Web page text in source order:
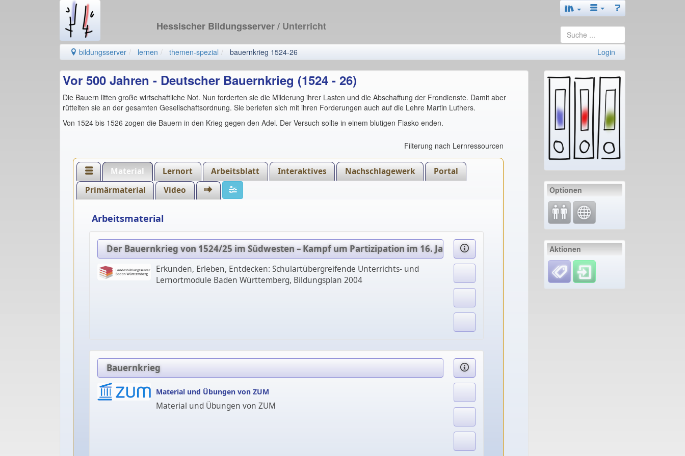
Hessischer Bildungsserver/ Unterricht
bildungsserver lernen themen-spezial bauernkrieg 1524-26 Login
Vor 500 Jahren - Deutscher Bauernkrieg (1524 - 26)
Die Bauern litten große wirtschaftliche Not. Nun forderten sie die Milderung ihrer Lasten und die Abschaffung der Frondienste. Damit aber
rüttelten sie an der gesamten Gesellschaftsordnung. Sie beriefen sich mit ihren Forderungen auch auf die Lehre Martin Luthers.
Von 1524 bis 1526 zogen die Bauern in den Krieg gegen den Adel. Der Versuch sollte in einem blutigen Fiasko enden.
Filterung nach Lernressourcen
Material Lernort Arbeitsblatt Interaktives Nachschlagewerk
Portal
Primärmaterial
Video
Arbeitsmaterial
Der Bauernkrieg von 1524/25 im Südwesten – Kampf um Partizipation im 16. Jahrhun ...
Erkunden, Erleben, Entdecken: Schulartübergreifende Unterrichts- und
Lernortmodule Baden Württemberg, Bildungsplan 2004
Bauernkrieg
Material und Übungen von ZUM
Material und Übungen von ZUM
Optionen
Aktionen